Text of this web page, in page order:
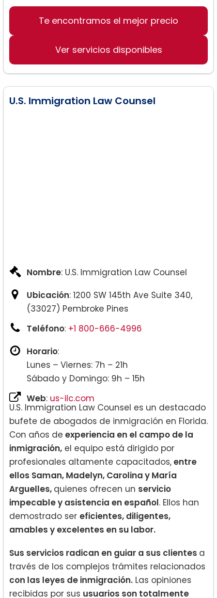
Casos de inmigración
Ajustes de estatus
Te encontramos el mejor precio
Ver servicios disponibles
U.S. Immigration Law Counsel
Nombre: U.S. Immigration Law Counsel
Ubicación: 1200 SW 145th Ave Suite 340,
(33027) Pembroke Pines
Teléfono: +1 800-666-4996
Horario:
Lunes – Viernes: 7h – 21h
Sábado y Domingo: 9h – 15h
Web: us-ilc.com
U.S. Immigration Law Counsel es un destacado
bufete de abogados de inmigración en Florida.
Con años de experiencia en el campo de la
inmigración, el equipo está dirigido por
profesionales altamente capacitados, entre
ellos Saman, Madelyn, Carolina y María
Arguelles, quienes ofrecen un servicio
impecable y asistencia en español. Ellos han
demostrado ser eficientes, diligentes,
amables y excelentes en su labor.
Sus servicios radican en guiar a sus clientes a
través de los complejos trámites relacionados
con las leyes de inmigración. Las opiniones
recibidas por sus usuarios son totalmente